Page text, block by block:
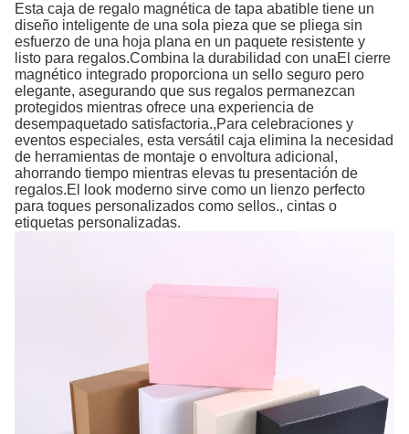
Esta caja de regalo magnética de tapa abatible tiene un
diseño inteligente de una sola pieza que se pliega sin
esfuerzo de una hoja plana en un paquete resistente y
listo para regalos.Combina la durabilidad con unaEl cierre
magnético integrado proporciona un sello seguro pero
elegante, asegurando que sus regalos permanezcan
protegidos mientras ofrece una experiencia de
desempaquetado satisfactoria.,Para celebraciones y
eventos especiales, esta versátil caja elimina la necesidad
de herramientas de montaje o envoltura adicional,
ahorrando tiempo mientras elevas tu presentación de
regalos.El look moderno sirve como un lienzo perfecto
para toques personalizados como sellos., cintas o
etiquetas personalizadas.